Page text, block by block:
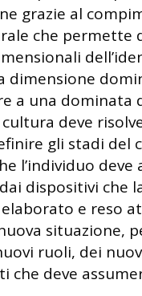
grazie al
che permette
dimensione
a una dominata
deve
gli stadi del
l’individuo
dispositivi che
e reso
situazione,
ruoli, dei
che deve